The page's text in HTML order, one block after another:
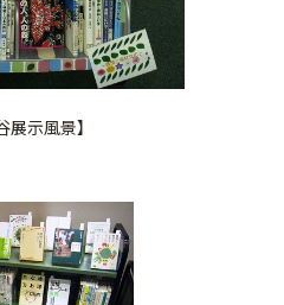
展示風景】